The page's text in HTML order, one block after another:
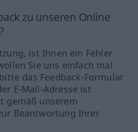
zu unseren Online
ist Ihnen ein Fehler
Sie uns einfach mal
das Feedback-Formular
E-Mail-Adresse ist
gemäß unserem
Beantwortung Ihrer